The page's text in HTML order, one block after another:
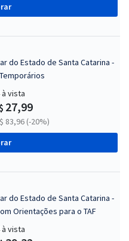
do Estado de Santa Catarina -
à vista
27,99
83,96 (-20%)
do Estado de Santa Catarina -
Orientações para o TAF
à vista